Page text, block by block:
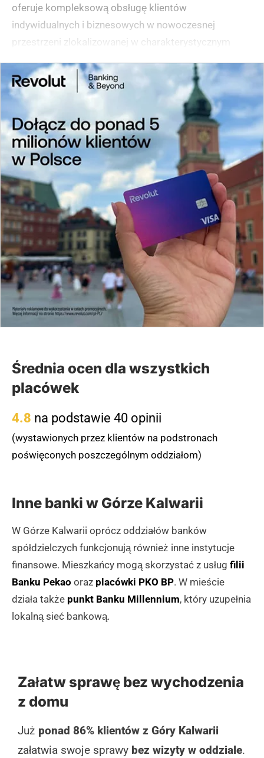
oferuje kompleksową obsługę klientów
indywidualnych i biznesowych w nowoczesnej
przestrzeni zlokalizowanej w charakterystycznym
(zgłoś, jeśli ten opis wprowadza w błąd)
Średnia ocen dla wszystkich
placówek
4.8 na podstawie 40 opinii
(wystawionych przez klientów na podstronach
poświęconych poszczególnym oddziałom)
Inne banki w Górze Kalwarii
W Górze Kalwarii oprócz oddziałów banków
spółdzielczych funkcjonują również inne instytucje
finansowe. Mieszkańcy mogą skorzystać z usług filii
Banku Pekao oraz placówki PKO BP. W mieście
działa także punkt Banku Millennium, który uzupełnia
lokalną sieć bankową.
Załatw sprawę bez wychodzenia
z domu
Już ponad 86% klientów z Góry Kalwarii
załatwia swoje sprawy bez wizyty w oddziale.